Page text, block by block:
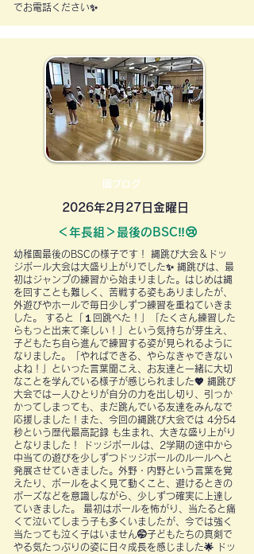
でお電話ください✨
園ブログ
2026年2月27日金曜日
＜年長組＞最後のBSC‼😢
幼稚園最後のBSCの様子です！ 縄跳び大会＆ドッ
ジボール大会は大盛り上がりでした✨ 縄跳びは、最
初はジャンプの練習から始まりました。はじめは縄
を回すことも難しく、苦戦する姿もありましたが、
外遊びやホールで毎日少しずつ練習を重ねていきま
した。 すると「１回跳べた！」「たくさん練習した
らもっと出来て楽しい！」という気持ちが芽生え、
子どもたち自ら進んで練習する姿が見られるように
なりました。「やればできる、やらなきゃできない
よね！」といった言葉聞こえ、お友達と一緒に大切
なことを学んでいる様子が感じられました💖 縄跳び
大会では一人ひとりが自分の力を出し切り、引っか
かってしまっても、まだ跳んでいる友達をみんなで
応援しました！また、今回の縄跳び大会では 4分54
秒という歴代最高記録 も生まれ、大きな盛り上がり
となりました！ ドッジボールは、2学期の途中から
中当ての遊びを少しずつドッジボールのルールへと
発展させていきました。外野・内野という言葉を覚
えたり、ボールをよく見て動くこと、避けるときの
ポーズなどを意識しながら、少しずつ確実に上達し
ていきました。 最初はボールを怖がり、当たると痛
くて泣いてしまう子も多くいましたが、今では強く
当たっても泣く子はいません🤭子どもたちの真剣で
やる気たっぷりの姿に日々成長を感じました🌟 ドッ